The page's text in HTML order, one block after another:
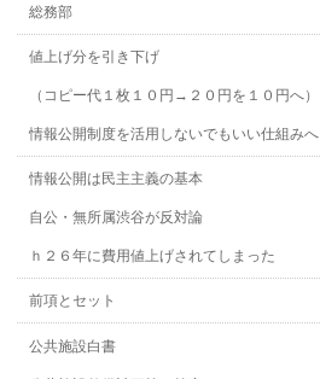
総務部
値上げ分を引き下げ
（コピー代１枚１０円→２０円を１０円へ）
情報公開制度を活用しないでもいい仕組みへ
情報公開は民主主義の基本
自公・無所属渋谷が反対論
ｈ２６年に費用値上げされてしまった
前項とセット
公共施設白書